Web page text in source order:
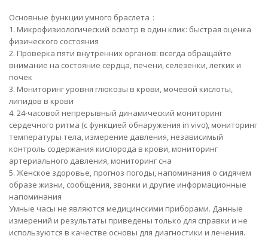
Основные функции умного браслета：
1. Микрофизиологический осмотр в один клик: быстрая оценка
физического состояния
2. Проверка пяти внутренних органов: всегда обращайте
внимание на состояние сердца, печени, селезенки, легких и
почек
3. Мониторинг уровня глюкозы в крови, мочевой кислоты,
липидов в крови
4. 24-часовой непрерывный динамический мониторинг
сердечного ритма (с функцией обнаружения in vivo), мониторинг
температуры тела, измерение давления, независимый
контроль содержания кислорода в крови, мониторинг
артериального давления, мониторинг сна
5. Женское здоровье, прогноз погоды, напоминания о сидячем
образе жизни, сообщения, звонки и другие информационные
напоминания
Умные часы не являются медицинскими приборами. Данные
измерений и результаты приведены только для справки и не
используются в качестве основы для диагностики и лечения.